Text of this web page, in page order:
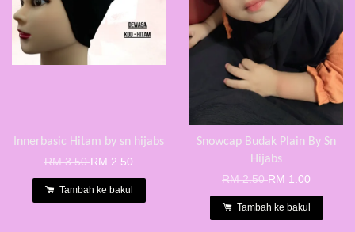
Innerbasic Hitam by sn hijabs
RM 3.50RM 2.50
Tambah ke bakul
Snowcap Budak Plain By Sn
Hijabs
RM 2.50RM 1.00
Tambah ke bakul